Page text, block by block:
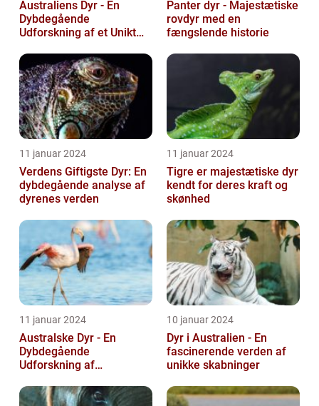
Australiens Dyr - En
Dybdegående
Udforskning af et Unikt
Panter dyr - Majestætiske
rovdyr med en
fængslende historie
11 januar 2024
Verdens Giftigste Dyr: En
dybdegående analyse af
dyrenes verden
11 januar 2024
Tigre er majestætiske dyr
kendt for deres kraft og
skønhed
11 januar 2024
Australske Dyr - En
Dybdegående
Udforskning af
10 januar 2024
Dyr i Australien - En
fascinerende verden af
unikke skabninger